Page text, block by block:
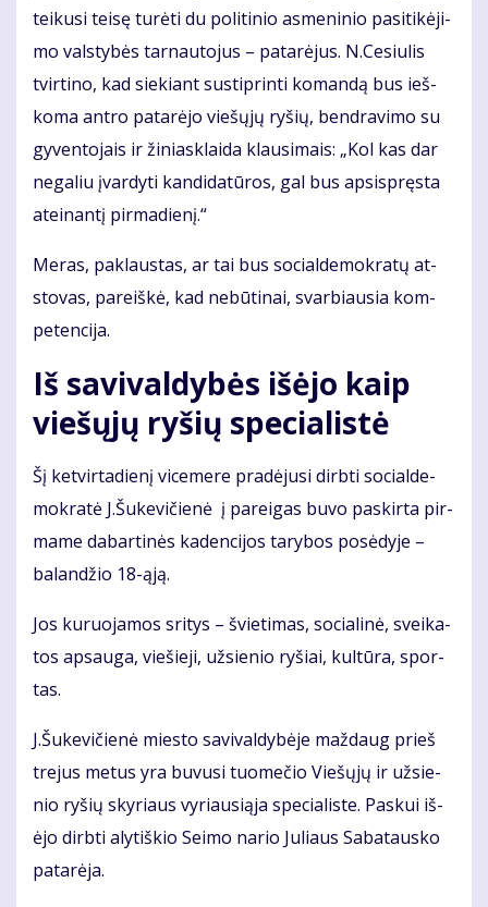
tei­ku­si tei­sę tu­rė­ti du po­li­ti­nio as­me­ni­nio pa­si­ti­kė­ji­
mo vals­ty­bės tar­nau­to­jus – pa­ta­rė­jus. N.Ce­siu­lis
tvir­ti­no, kad sie­kiant su­stip­rin­ti ko­man­dą bus ieš­
ko­ma an­tro pa­ta­rė­jo vie­šų­jų ry­šių, ben­dra­vi­mo su
gy­ven­to­jais ir ži­niask­lai­da klau­si­mais: „Kol kas dar
ne­ga­liu įvar­dy­ti kan­di­da­tū­ros, gal bus ap­si­spręs­ta
at­ei­nan­tį pir­ma­die­nį.“
Me­ras, pa­klaus­tas, ar tai bus so­cial­de­mok­ra­tų at­
sto­vas, pa­reiš­kė, kad ne­bū­ti­nai, svar­biau­sia kom­
pe­ten­ci­ja.
Iš sa­vi­val­dy­bės iš­ėjo kaip
vie­šų­jų ry­šių spe­cia­lis­tė
Šį ket­vir­ta­die­nį vi­ce­me­re pra­dė­ju­si dirb­ti so­cial­de­
mok­ra­tė J.Šu­ke­vi­čie­nė į pa­rei­gas bu­vo pa­skir­ta pir­
ma­me dabartinės kadencijos ta­ry­bos po­sė­dy­je –
ba­lan­džio 18-ąją.
Jos ku­ruo­ja­mos sri­tys – švie­ti­mas, so­cia­li­nė, svei­ka­
tos ap­sau­ga, vie­šie­ji, už­sie­nio ry­šiai, kul­tū­ra, spor­
tas.
J.Šu­ke­vi­čie­nė mies­to sa­vi­val­dy­bė­je maž­daug prieš
tre­jus me­tus yra bu­vu­si tuo­me­čio Vie­šų­jų ir už­sie­
nio ry­šių sky­riaus vy­riau­si­ą­ja spe­cia­lis­te. Pas­kui iš­
ėjo dirb­ti aly­tiš­kio Sei­mo na­rio Ju­liaus Sa­ba­taus­ko
pa­ta­rė­ja.